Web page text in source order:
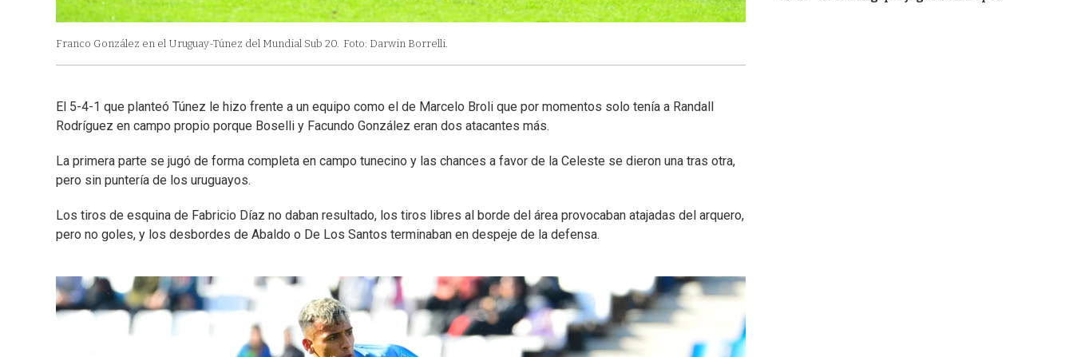
Franco González en el Uruguay-Túnez del Mundial Sub 20. Foto: Darwin Borrelli.
El 5-4-1 que planteó Túnez le hizo frente a un equipo como el de Marcelo Broli que por momentos solo tenía a Randall
Rodríguez en campo propio porque Boselli y Facundo González eran dos atacantes más.
La primera parte se jugó de forma completa en campo tunecino y las chances a favor de la Celeste se dieron una tras otra,
pero sin puntería de los uruguayos.
Los tiros de esquina de Fabricio Díaz no daban resultado, los tiros libres al borde del área provocaban atajadas del arquero,
pero no goles, y los desbordes de Abaldo o De Los Santos terminaban en despeje de la defensa.